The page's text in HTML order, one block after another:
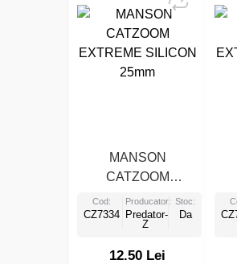
MANSON
CATZOOM
EXTREME SILICON
25mm
Cod:
CZ7334
Producator:
Predator-
Z
Stoc:
Da
12.50 Lei